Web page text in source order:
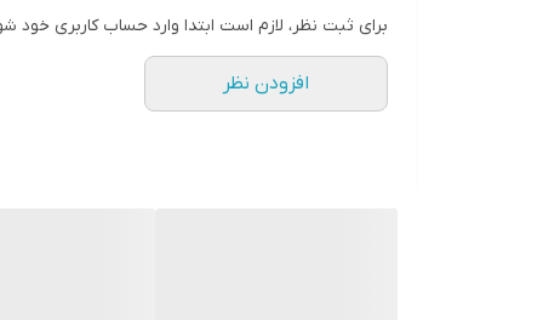
برای ثبت نظر، لازم است ابتدا وارد حساب کاربری خود
افزودن نظر